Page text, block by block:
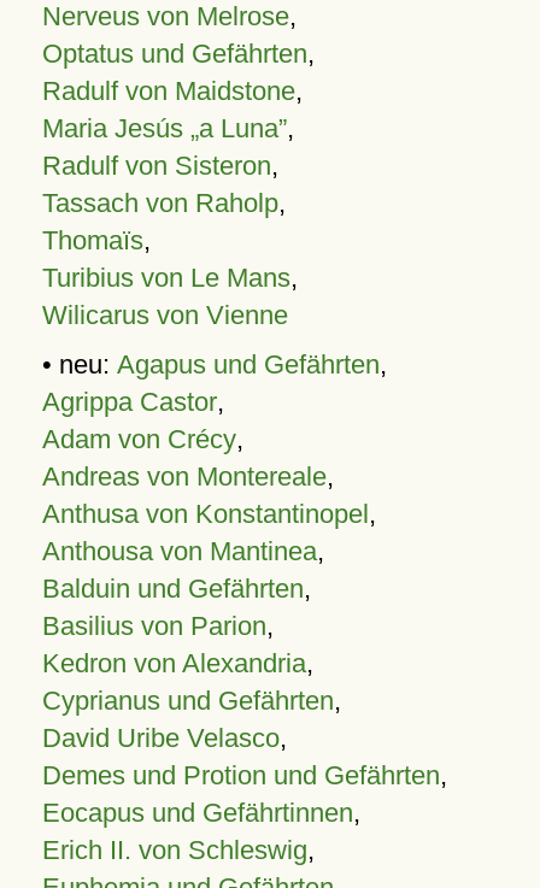
Nerveus von Melrose,
Optatus und Gefährten,
Radulf von Maidstone,
Maria Jesús „a Luna”,
Radulf von Sisteron,
Tassach von Raholp,
Thomaïs,
Turibius von Le Mans,
Wilicarus von Vienne
• neu: Agapus und Gefährten,
Agrippa Castor,
Adam von Crécy,
Andreas von Montereale,
Anthusa von Konstantinopel,
Anthousa von Mantinea,
Balduin und Gefährten,
Basilius von Parion,
Kedron von Alexandria,
Cyprianus und Gefährten,
David Uribe Velasco,
Demes und Protion und Gefährten,
Eocapus und Gefährtinnen,
Erich II. von Schleswig,